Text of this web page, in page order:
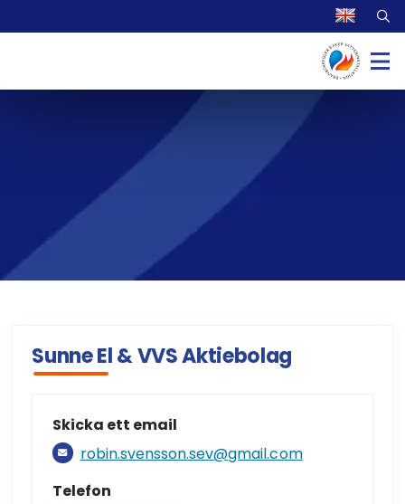
Sunne El & VVS Aktiebolag
Skicka ett email
robin.svensson.sev@gmail.com
Telefon